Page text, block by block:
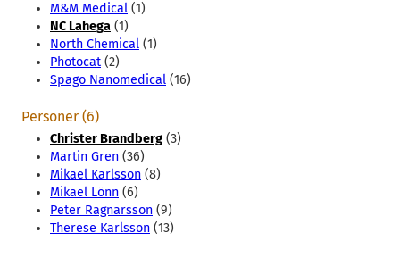
M&M Medical (1)
NC Lahega (1)
North Chemical (1)
Photocat (2)
Spago Nanomedical (16)
Personer (6)
Christer Brandberg (3)
Martin Gren (36)
Mikael Karlsson (8)
Mikael Lönn (6)
Peter Ragnarsson (9)
Therese Karlsson (13)